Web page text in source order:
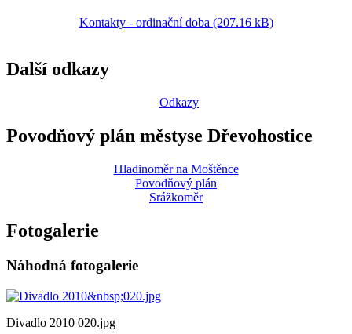
Kontakty - ordinační doba (207.16 kB)
Další odkazy
Odkazy
Povodňový plán městyse Dřevohostice
Hladinoměr na Moštěnce
Povodňový plán
Srážkoměr
Fotogalerie
Náhodná fotogalerie
Divadlo 2010 020.jpg